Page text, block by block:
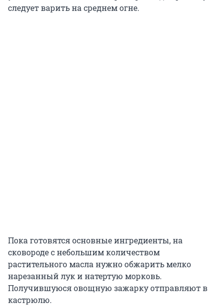
следует варить на среднем огне.
Пока готовятся основные ингредиенты, на
сковороде с небольшим количеством
растительного масла нужно обжарить мелко
нарезанный лук и натертую морковь.
Получившуюся овощную зажарку отправляют в
кастрюлю.